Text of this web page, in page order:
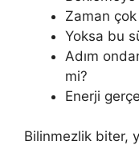
Zaman çok
Yoksa bu
Adım
mi?
Enerji
Bilinmezlik biter,